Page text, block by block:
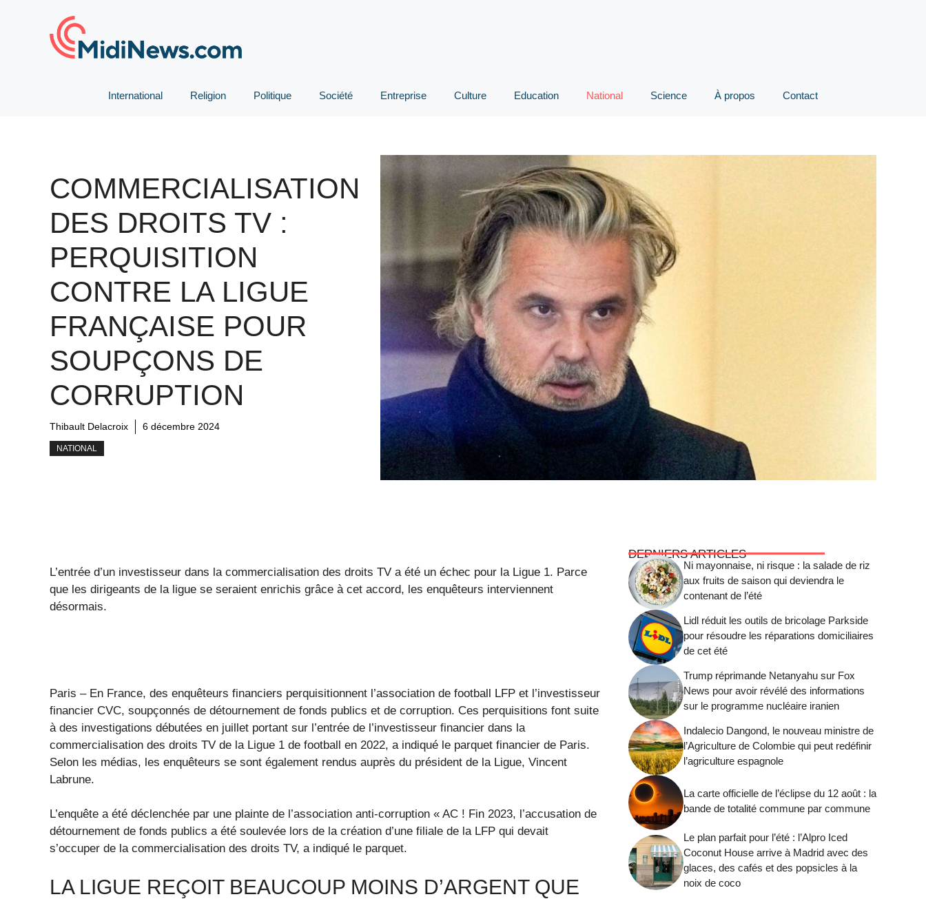
International Religion Politique Société Entreprise Culture Education National Science À propos Contact
COMMERCIALISATION
DES DROITS TV :
PERQUISITION
CONTRE LA LIGUE
FRANÇAISE POUR
SOUPÇONS DE
CORRUPTION
Thibault Delacroix 6 décembre 2024
NATIONAL
L’entrée d’un investisseur dans la commercialisation des droits TV a été un échec pour la Ligue 1. Parce
que les dirigeants de la ligue se seraient enrichis grâce à cet accord, les enquêteurs interviennent
désormais.
Paris – En France, des enquêteurs financiers perquisitionnent l’association de football LFP et l’investisseur
financier CVC, soupçonnés de détournement de fonds publics et de corruption. Ces perquisitions font suite
à des investigations débutées en juillet portant sur l’entrée de l’investisseur financier dans la
commercialisation des droits TV de la Ligue 1 de football en 2022, a indiqué le parquet financier de Paris.
Selon les médias, les enquêteurs se sont également rendus auprès du président de la Ligue, Vincent
Labrune.
L’enquête a été déclenchée par une plainte de l’association anti-corruption « AC ! Fin 2023, l’accusation de
détournement de fonds publics a été soulevée lors de la création d’une filiale de la LFP qui devait
s’occuper de la commercialisation des droits TV, a indiqué le parquet.
LA LIGUE REÇOIT BEAUCOUP MOINS D’ARGENT QUE
DERNIERS ARTICLES
Ni mayonnaise, ni risque : la salade de riz
aux fruits de saison qui deviendra le
contenant de l’été
Lidl réduit les outils de bricolage Parkside
pour résoudre les réparations domiciliaires
de cet été
Trump réprimande Netanyahu sur Fox
News pour avoir révélé des informations
sur le programme nucléaire iranien
Indalecio Dangond, le nouveau ministre de
l’Agriculture de Colombie qui peut redéfinir
l’agriculture espagnole
La carte officielle de l’éclipse du 12 août : la
bande de totalité commune par commune
Le plan parfait pour l’été : l’Alpro Iced
Coconut House arrive à Madrid avec des
glaces, des cafés et des popsicles à la
noix de coco